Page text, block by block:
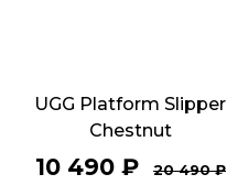
UGG Platform Slipper
Chestnut
10 490₽ 20 490₽